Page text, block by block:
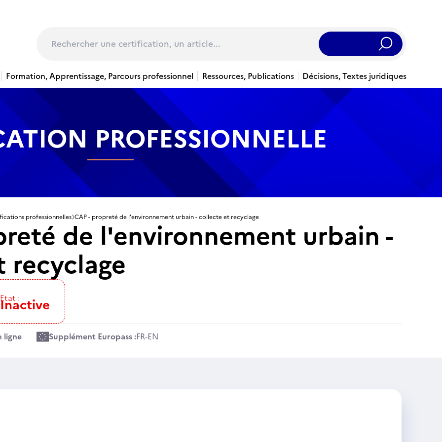
Rechercher
Formation, Apprentissage, Parcours professionnel Ressources, Publications Décisions, Textes juridiques
PROFESSIONNELLE
professionnelles CAP - propreté de l'environnement urbain - collecte et recyclage
de l'environnement urbain -
Etat :
Inactive
ligne Supplément Europass :FR-EN